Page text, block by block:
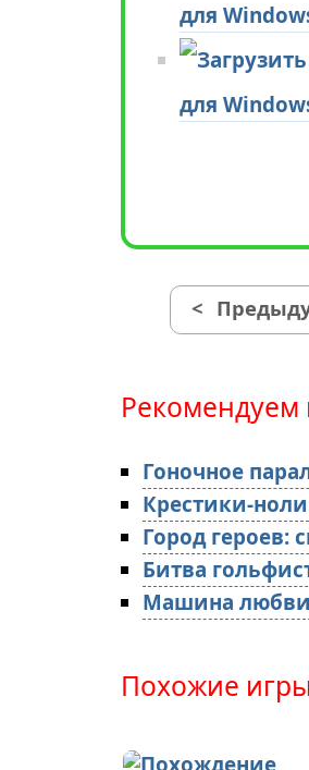
для
для
<
Рекомендуем
Гоночное
Крестики-
Город героев:
Битва
Машина
Похожие